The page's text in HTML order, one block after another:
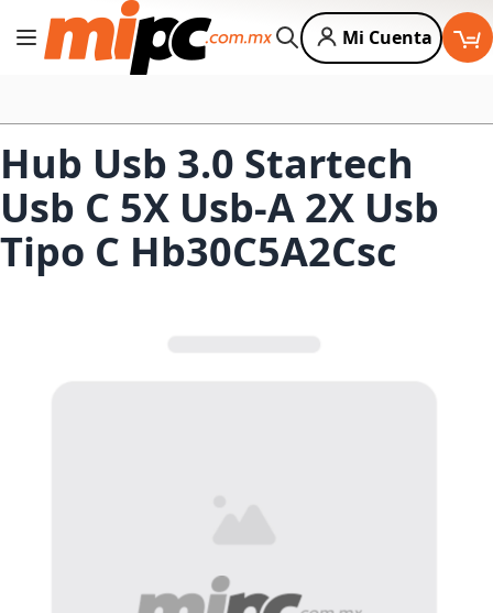
Cambiar Nav
Buscar
Mi Cuenta
Hub Usb 3.0 Startech
Usb C 5X Usb-A 2X Usb
Tipo C Hb30C5A2Csc